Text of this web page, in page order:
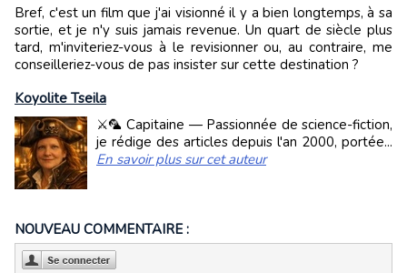
Bref, c'est un film que j'ai visionné il y a bien longtemps, à sa
sortie, et je n'y suis jamais revenue. Un quart de siècle plus
tard, m'inviteriez-vous à le revisionner ou, au contraire, me
conseilleriez-vous de pas insister sur cette destination ?
Koyolite Tseila
⚔️🦜 Capitaine — Passionnée de science-fiction,
je rédige des articles depuis l'an 2000, portée...
En savoir plus sur cet auteur
NOUVEAU COMMENTAIRE :